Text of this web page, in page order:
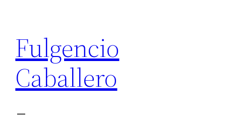
contenido
Fulgencio
Caballero